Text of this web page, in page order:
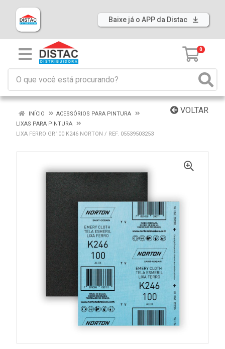
Baixe já o APP da Distac
0
VOLTAR
INÍCIO
ACESSÓRIOS PARA PINTURA
LIXAS PARA PINTURA
LIXA FERRO GR100 K246 NORTON / REF. 05539503253